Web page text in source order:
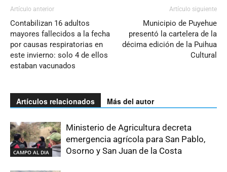
Artículo anterior
Contabilizan 16 adultos
mayores fallecidos a la fecha
por causas respiratorias en
este invierno: solo 4 de ellos
estaban vacunados
Artículo siguiente
Municipio de Puyehue
presentó la cartelera de la
décima edición de la Puihua
Cultural
Artículos relacionados Más del autor
CAMPO AL DIA
Ministerio de Agricultura decreta
emergencia agrícola para San Pablo,
Osorno y San Juan de la Costa